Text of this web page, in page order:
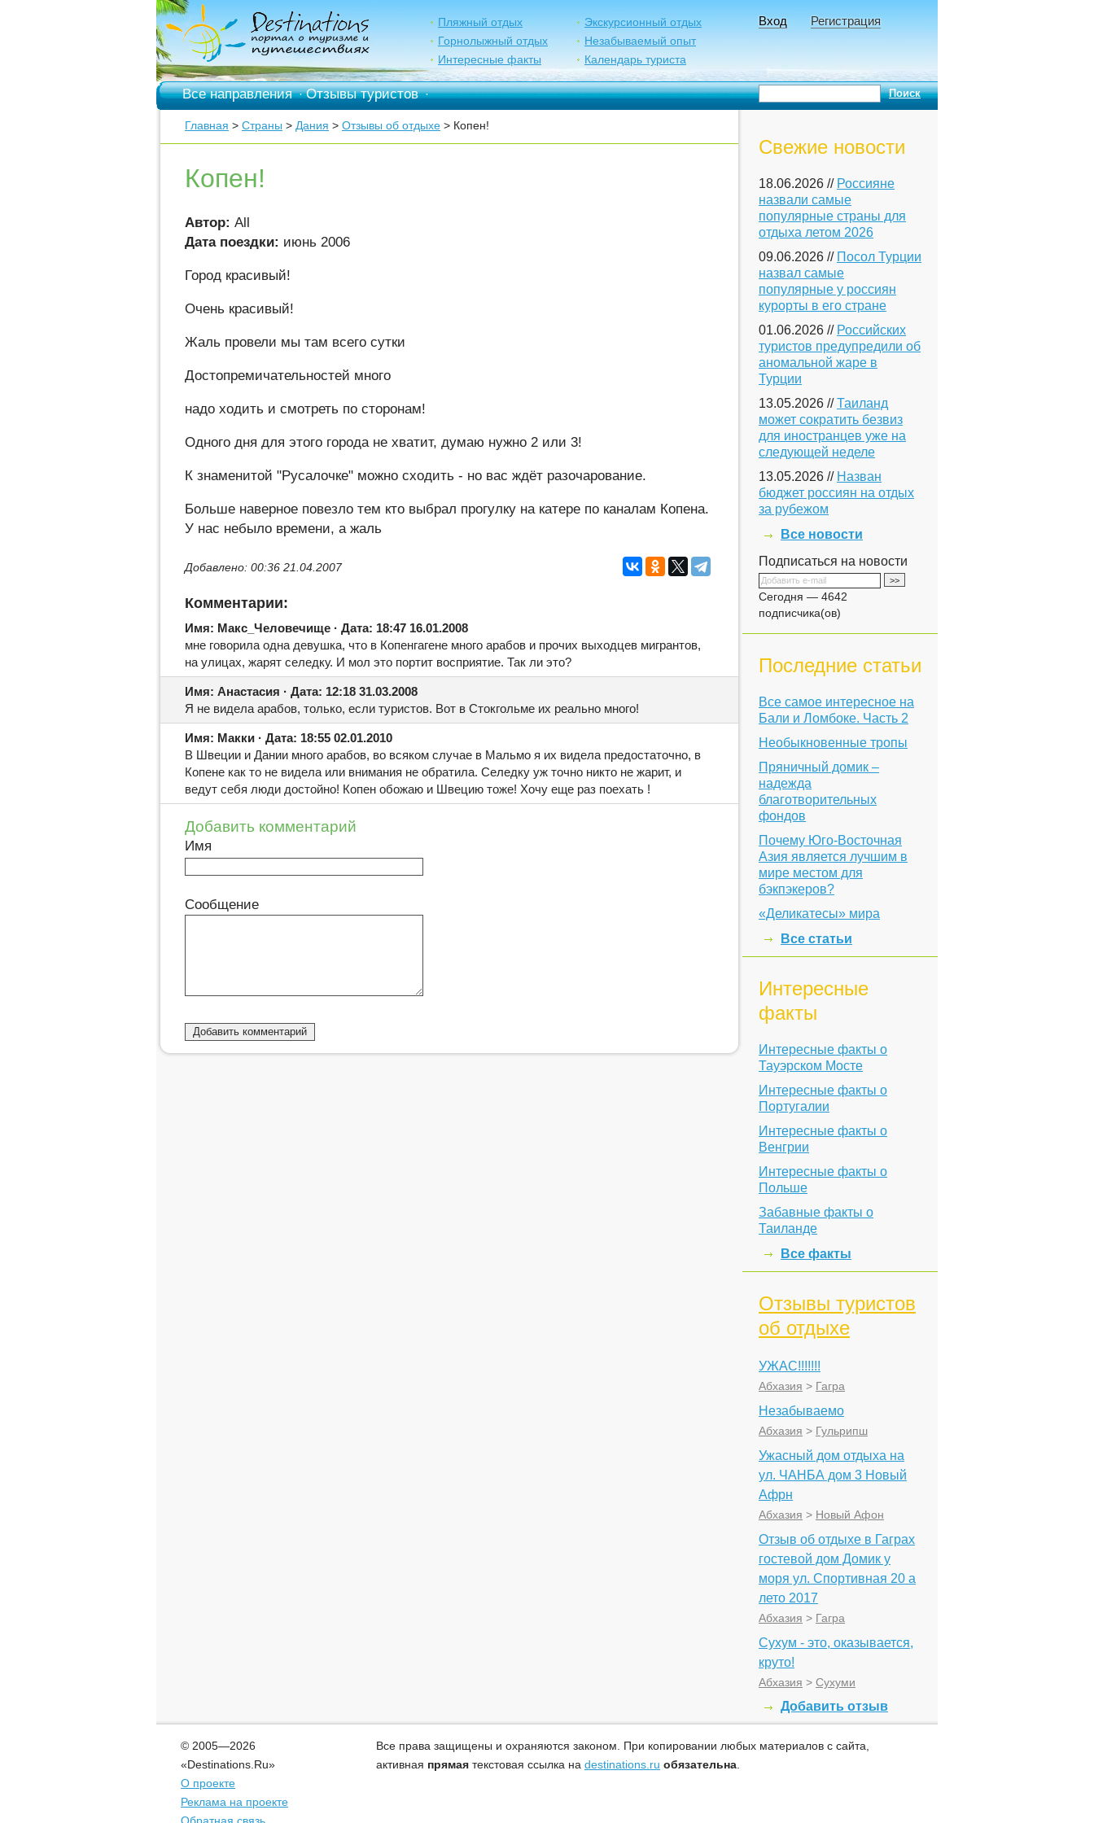
Пляжный отдых
Экскурсионный отдых
Горнолыжный отдых
Незабываемый опыт
Интересные факты
Календарь туриста
Вход Регистрация
Все направления·Отзывы туристов·
Главная > Страны > Дания > Отзывы об отдыхе > Копен!
Копен!
Автор: All
Дата поездки: июнь 2006
Город красивый!
Очень красивый!
Жаль провели мы там всего сутки
Достопремичательностей много
надо ходить и смотреть по сторонам!
Одного дня для этого города не хватит, думаю нужно 2 или 3!
К знаменитой "Русалочке" можно сходить - но вас ждёт разочарование.
Больше наверное повезло тем кто выбрал прогулку на катере по каналам Копена.
У нас небыло времени, а жаль
Добавлено: 00:36 21.04.2007
Комментарии:
Имя: Макс_Человечище · Дата: 18:47 16.01.2008
мне говорила одна девушка, что в Копенгагене много арабов и прочих выходцев мигрантов,
на улицах, жарят селедку. И мол это портит восприятие. Так ли это?
Имя: Анастасия · Дата: 12:18 31.03.2008
Я не видела арабов, только, если туристов. Вот в Стокгольме их реально много!
Имя: Макки · Дата: 18:55 02.01.2010
В Швеции и Дании много арабов, во всяком случае в Мальмо я их видела предостаточно, в
Копене как то не видела или внимания не обратила. Селедку уж точно никто не жарит, и
ведут себя люди достойно! Копен обожаю и Швецию тоже! Хочу еще раз поехать !
Добавить комментарий
Имя
Сообщение
Свежие новости
18.06.2026 // Россияне
назвали самые
популярные страны для
отдыха летом 2026
09.06.2026 // Посол Турции
назвал самые
популярные у россиян
курорты в его стране
01.06.2026 // Российских
туристов предупредили об
аномальной жаре в
Турции
13.05.2026 //Таиланд
может сократить безвиз
для иностранцев уже на
следующей неделе
13.05.2026 // Назван
бюджет россиян на отдых
за рубежом
Все новости
Подписаться на новости
Сегодня — 4642
подписчика(ов)
Последние статьи
Все самое интересное на
Бали и Ломбоке. Часть 2
Необыкновенные тропы
Пряничный домик –
надежда
благотворительных
фондов
Почему Юго-Восточная
Азия является лучшим в
мире местом для
бэкпэкеров?
«Деликатесы» мира
Все статьи
Интересные
факты
Интересные факты о
Тауэрском Мосте
Интересные факты о
Португалии
Интересные факты о
Венгрии
Интересные факты о
Польше
Забавные факты о
Таиланде
Все факты
Отзывы туристов
об отдыхе
УЖАС!!!!!!!
Абхазия > Гагра
Незабываемо
Абхазия > Гульрипш
Ужасный дом отдыха на
ул. ЧАНБА дом 3 Новый
Афрн
Абхазия > Новый Афон
Отзыв об отдыхе в Гаграх
гостевой дом Домик у
моря ул. Спортивная 20 а
лето 2017
Абхазия > Гагра
Сухум - это, оказывается,
круто!
Абхазия > Сухуми
Добавить отзыв
© 2005—2026
«Destinations.Ru»
О проекте
Реклама на проекте
Все права защищены и охраняются законом. При копировании любых материалов с сайта,
активная прямая текстовая ссылка на destinations.ru обязательна